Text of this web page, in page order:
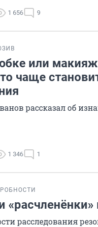
1 656 9
или
чаще
рассказал об
1 346 1
расследования